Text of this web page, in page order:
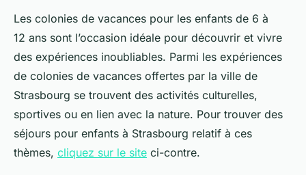
Les colonies de vacances pour les enfants de 6 à
12 ans sont l’occasion idéale pour découvrir et vivre
des expériences inoubliables. Parmi les expériences
de colonies de vacances offertes par la ville de
Strasbourg se trouvent des activités culturelles,
sportives ou en lien avec la nature. Pour trouver des
séjours pour enfants à Strasbourg relatif à ces
thèmes, cliquez sur le site ci-contre.